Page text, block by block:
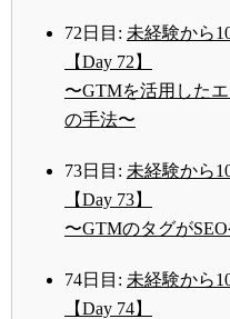
72日目: 未経験から
【Day 72】
〜GTMを活用した
の手法〜
73日目: 未経験から
【Day 73】
〜GTMのタグが
74日目: 未経験から
【Day 74】